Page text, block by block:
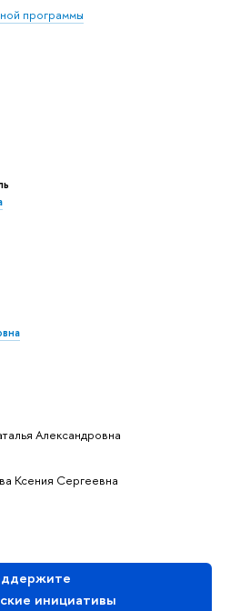
программы
Александровна
Ксения Сергеевна
инициативы